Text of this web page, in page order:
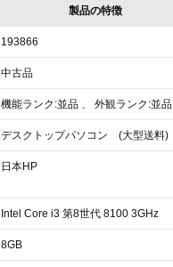
製品の特徴
193866
中古品
機能ランク:並品 、 外観ランク:並品
デスクトップパソコン (大型送料)
日本HP
Intel Core i3 第8世代 8100 3GHz
8GB